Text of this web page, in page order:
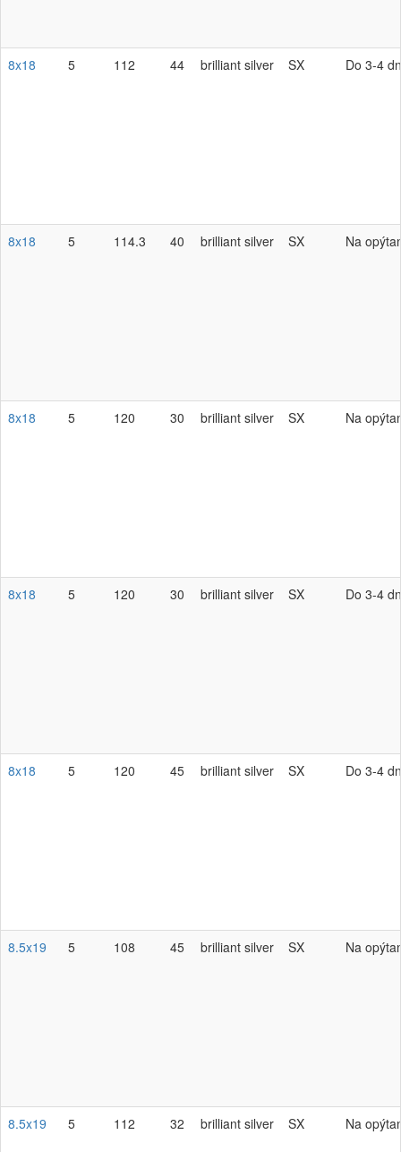
8x18 5 112 44 brilliant silver SX Do 3-4
8x18 5 114.3 40 brilliant silver SX Na
8x18 5 120 30 brilliant silver SX Na
8x18 5 120 30 brilliant silver SX Do 3-4
8x18 5 120 45 brilliant silver SX Do 3-4
8.5x19 5 108 45 brilliant silver SX Na
8.5x19 5 112 32 brilliant silver SX Na